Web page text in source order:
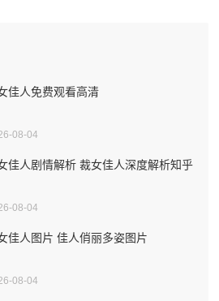
佳人免费观看高清
08-04
佳人剧情解析 裁女佳人深度解析知乎
08-04
佳人图片 佳人俏丽多姿图片
08-04